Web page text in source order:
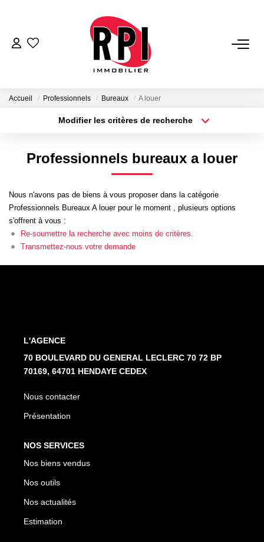
VENTES
LOCATIONS
NOS SERVICES
Estimation
Biens Vendus
Gestion
Expertise Immobilière
Notre Équipe
Accueil Professionnels Bureaux A louer
Modifier les critères de recherche
Type de bien
Budget max Plus de critères
Professionnels bureaux a louer
Nous n'avons pas de biens à vous proposer dans la catégorie
Professionnels Bureaux A louer pour le moment , plusieurs options
s'offrent à vous :
Re-soumettre la recherche avec moins de critères.
Transmettez-nous votre demande
L'AGENCE
70 BOULEVARD DU GENERAL LECLERC 70 72 BP
70169, 64701 HENDAYE CEDEX
Nous contacter
Présentation
NOS SERVICES
Nos biens vendus
Nos outils
Nos actualités
Estimation